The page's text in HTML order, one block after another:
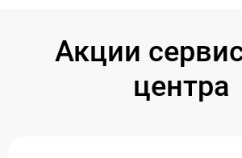
Акции
центра